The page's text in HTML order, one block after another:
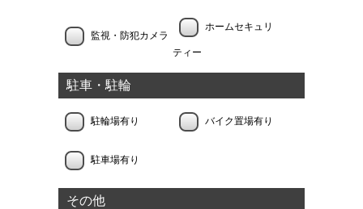
監視・防犯カメラ
ホームセキュリ
ティー
駐車・駐輪
駐輪場有り バイク置場有り
駐車場有り
その他